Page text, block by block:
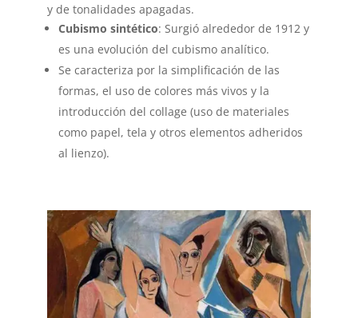
y de tonalidades apagadas.
Cubismo sintético: Surgió alrededor de 1912 y
es una evolución del cubismo analítico.
Se caracteriza por la simplificación de las
formas, el uso de colores más vivos y la
introducción del collage (uso de materiales
como papel, tela y otros elementos adheridos
al lienzo).